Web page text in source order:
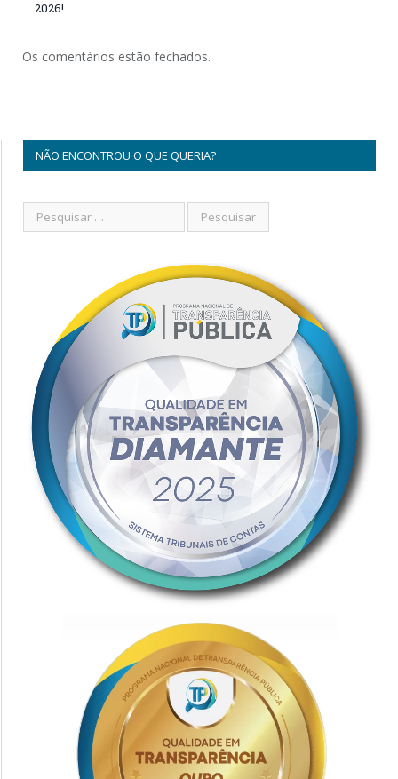
2026!
Os comentários estão fechados.
NÃO ENCONTROU O QUE QUERIA?